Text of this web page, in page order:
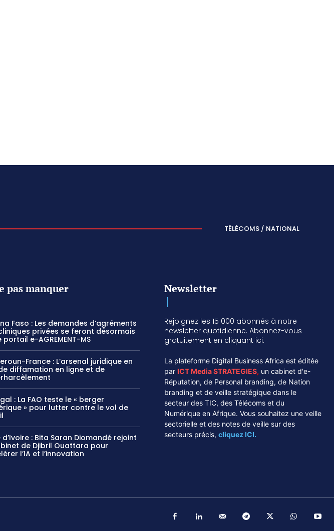
TÉLÉCOMS / NATIONAL
pas manquer
Faso : Les demandes d’agréments
privées se feront désormais
portail e-AGREMENT-MS
France : L’arsenal juridique en
diffamation en ligne et de
: La FAO teste le « berger
» pour lutter contre le vol de
: Bita Saran Diomandé rejoint
de Djibril Ouattara pour
l’IA et l’innovation
Newsletter
Rejoignez les 15 000 abonnés à notre
newsletter quotidienne. Abonnez-vous
gratuitement en cliquant ici.
La plateforme Digital Business Africa est éditée
parICT Media STRATEGIES, un cabinet d'e-
Réputation, de Personal branding, de Nation
branding et de veille stratégique dans le
secteur des TIC, des Télécoms et du
Numérique en Afrique. Vous souhaitez une veille
sectorielle et des notes de veille sur des
secteurs précis, cliquez ICI.